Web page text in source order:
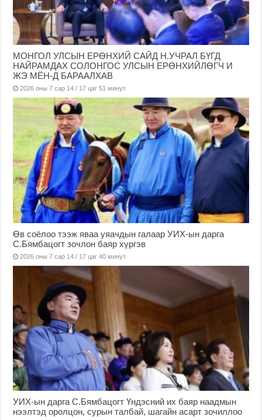
МОНГОЛ УЛСЫН ЕРӨНХИЙ САЙД Н.УЧРАЛ БҮГД
НАЙРАМДАХ СОЛОНГОС УЛСЫН ЕРӨНХИЙЛӨГЧ И
ЖЭ МЁН-Д БАРААЛХАВ
2026 оны 7 сар 14 / 17 цаг 51 минут
Өв соёлоо тээж яваа уяачдын галаар УИХ-ын дарга
С.Бямбацогт зочлон баяр хүргэв
2026 оны 7 сар 14 / 17 цаг 40 минут
УИХ-ын дарга С.Бямбацогт Үндэсний их баяр наадмын
нээлтэд оролцон, сурын талбай, шагайн асарт зочиллоо